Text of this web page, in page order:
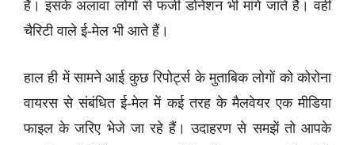
हैं। इसके अलावा लोगों से फर्जी डोनेशन भी मांगे जाते हैं। वहीं
चैरिटी वाले ई-मेल भी आते हैं।
हाल ही में सामने आई कुछ रिपोर्ट्स के मुताबिक लोगों को कोरोना
वायरस से संबंधित ई-मेल में कई तरह के मैलवेयर एक मीडिया
फाइल के जरिए भेजे जा रहे हैं। उदाहरण से समझें तो आपके